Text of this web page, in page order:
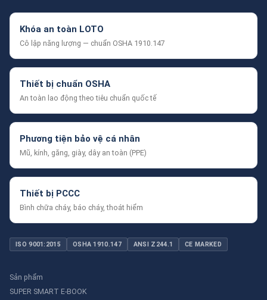
Khóa an toàn LOTO
Cô lập năng lượng — chuẩn OSHA 1910.147
Thiết bị chuẩn OSHA
An toàn lao động theo tiêu chuẩn quốc tế
Phương tiện bảo vệ cá nhân
Mũ, kính, găng, giày, dây an toàn (PPE)
Thiết bị PCCC
Bình chữa cháy, báo cháy, thoát hiểm
ISO 9001:2015 OSHA 1910.147 ANSI Z244.1 CE MARKED
Sản phẩm
SUPER SMART E-BOOK